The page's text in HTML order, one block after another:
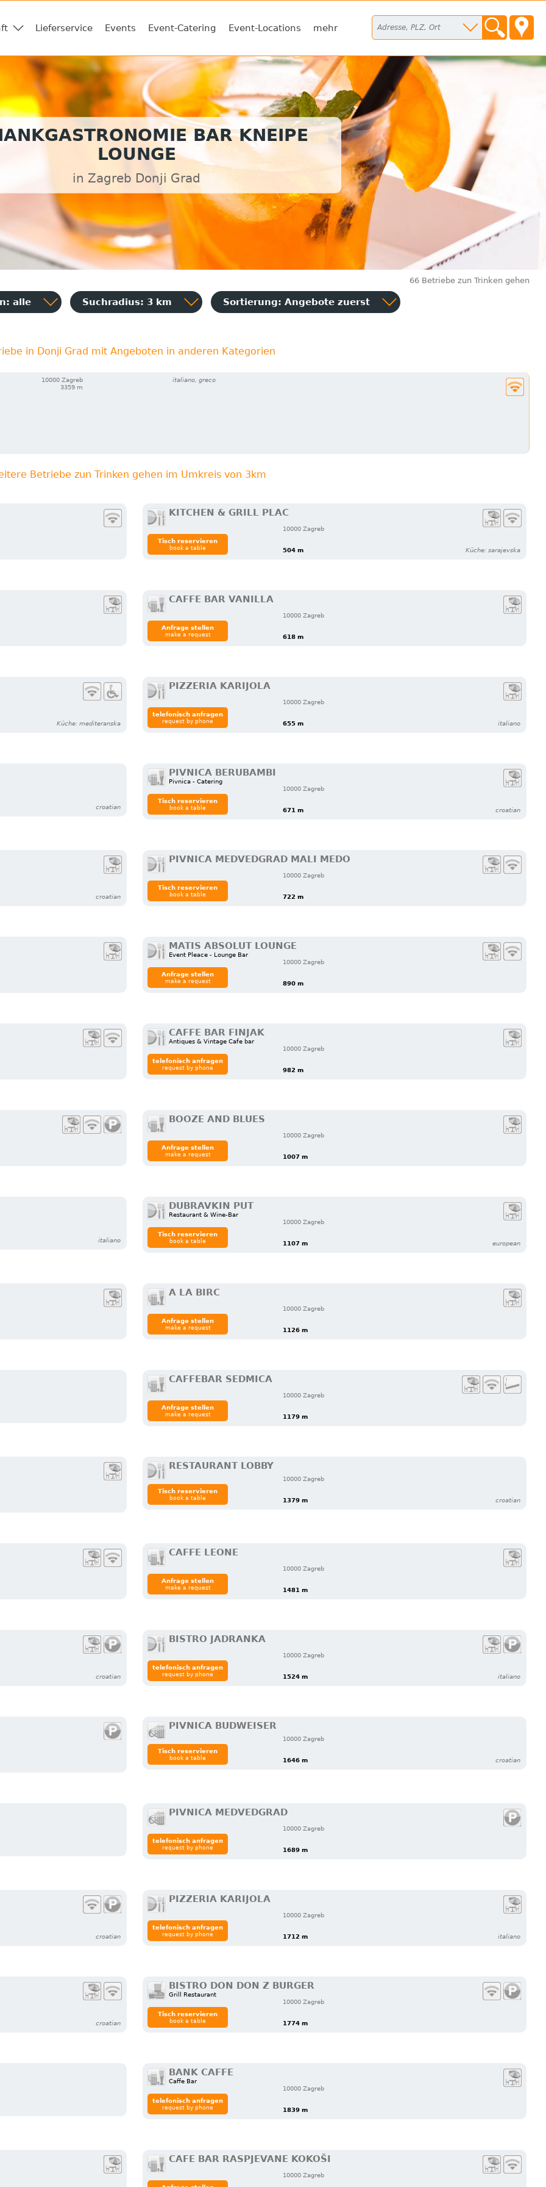
Lieferservice Events Event-Catering Event-Locations mehr
BAR KNEIPE
LOUNGE
in Zagreb Donji Grad
66 Betriebe zun Trinken gehen
alle Suchradius: 3 km Sortierung: Angebote zuerst
in Donji Grad mit Angeboten in anderen Kategorien
10000 Zagreb
3359 m
italiano, greco
Betriebe zun Trinken gehen im Umkreis von 3km
KITCHEN & GRILL PLAC
10000 Zagreb
504 m Küche: sarajevska
Tisch reservieren
book a table
CAFFE BAR VANILLA
10000 Zagreb
618 m
Anfrage stellen
make a request
Küche: mediteranska
PIZZERIA KARIJOLA
10000 Zagreb
655 m italiano
telefonisch anfragen
request by phone
croatian
PIVNICA BERUBAMBI
Pivnica - Catering
10000 Zagreb
671 m croatian
Tisch reservieren
book a table
croatian
PIVNICA MEDVEDGRAD MALI MEDO
10000 Zagreb
722 m
Tisch reservieren
book a table
MATIS ABSOLUT LOUNGE
Event Pleace - Lounge Bar
10000 Zagreb
890 m
Anfrage stellen
make a request
CAFFE BAR FINJAK
Antiques & Vintage Cafe bar
10000 Zagreb
982 m
telefonisch anfragen
request by phone
BOOZE AND BLUES
10000 Zagreb
1007 m
Anfrage stellen
make a request
italiano
DUBRAVKIN PUT
Restaurant & Wine-Bar
10000 Zagreb
1107 m european
Tisch reservieren
book a table
A LA BIRC
10000 Zagreb
1126 m
Anfrage stellen
make a request
CAFFEBAR SEDMICA
10000 Zagreb
1179 m
Anfrage stellen
make a request
RESTAURANT LOBBY
10000 Zagreb
1379 m croatian
Tisch reservieren
book a table
CAFFE LEONE
10000 Zagreb
1481 m
Anfrage stellen
make a request
croatian
BISTRO JADRANKA
10000 Zagreb
1524 m italiano
telefonisch anfragen
request by phone
PIVNICA BUDWEISER
10000 Zagreb
1646 m croatian
Tisch reservieren
book a table
PIVNICA MEDVEDGRAD
10000 Zagreb
1689 m
telefonisch anfragen
request by phone
croatian
PIZZERIA KARIJOLA
10000 Zagreb
1712 m italiano
telefonisch anfragen
request by phone
croatian
BISTRO DON DON Z BURGER
Grill Restaurant
10000 Zagreb
1774 m
Tisch reservieren
book a table
BANK CAFFE
Caffe Bar
10000 Zagreb
1839 m
telefonisch anfragen
request by phone
CAFE BAR RASPJEVANE KOKOŠI
10000 Zagreb